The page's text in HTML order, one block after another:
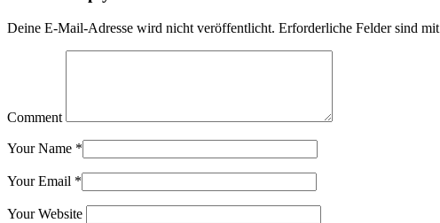
Deine E-Mail-Adresse wird nicht veröffentlicht. Erforderliche Felder sind mit
Comment
Your Name *
Your Email *
Your Website